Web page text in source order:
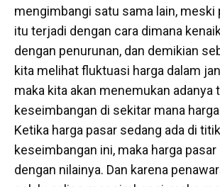
mengimbangi satu sama lain, meski
itu terjadi dengan cara dimana
dengan penurunan, dan demikian
kita melihat fluktuasi harga dalam
maka kita akan menemukan adanya
keseimbangan di sekitar mana
Ketika harga pasar sedang ada di titik
keseimbangan ini, maka harga
dengan nilainya. Dan karena